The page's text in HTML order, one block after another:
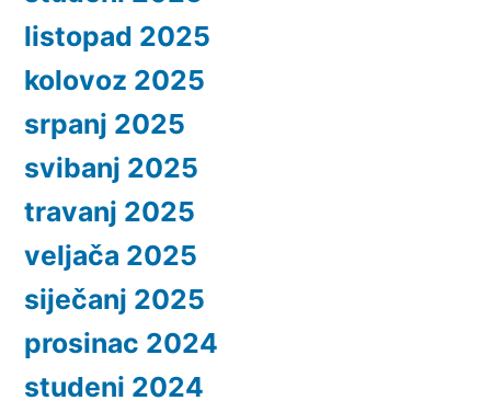
listopad 2025
kolovoz 2025
srpanj 2025
svibanj 2025
travanj 2025
veljača 2025
siječanj 2025
prosinac 2024
studeni 2024